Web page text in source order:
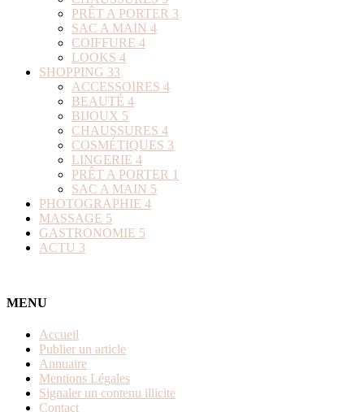
PRÊT A PORTER 3
SAC A MAIN 4
COIFFURE 4
LOOKS 4
SHOPPING 33
ACCESSOIRES 4
BEAUTÉ 4
BIJOUX 5
CHAUSSURES 4
COSMÉTIQUES 3
LINGERIE 4
PRÊT A PORTER 1
SAC A MAIN 5
PHOTOGRAPHIE 4
MASSAGE 5
GASTRONOMIE 5
ACTU 3
MENU
Accueil
Publier un article
Annuaire
Mentions Légales
Signaler un contenu illicite
Contact